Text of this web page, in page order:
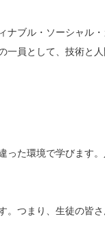
ナブル・ソーシャル
員として、技術と
った環境で学びます
。つまり、生徒の皆